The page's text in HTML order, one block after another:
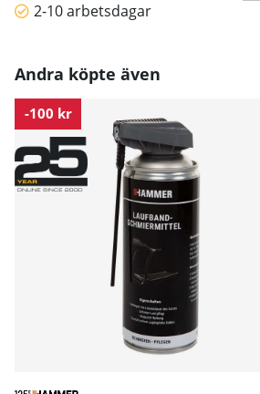
Länk till Hammer Workouts Online
Med HAMMER Workoutserbjuder vi
10 till 50 minuters träningspass.
Bruksanvisning / manual »
2-10 arbetsdagar
Andra köpte även
-100 kr